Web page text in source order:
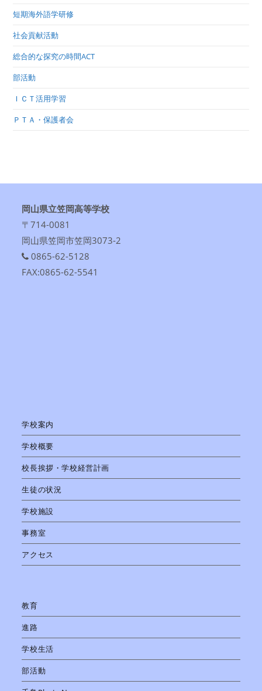
短期海外語学研修
社会貢献活動
総合的な探究の時間ACT
部活動
ＩＣＴ活用学習
ＰＴＡ・保護者会
岡山県立笠岡高等学校
〒714-0081
岡山県笠岡市笠岡3073-2
0865-62-5128
FAX:0865-62-5541
学校案内
学校概要
校長挨拶・学校経営計画
生徒の状況
学校施設
事務室
アクセス
教育
進路
学校生活
部活動